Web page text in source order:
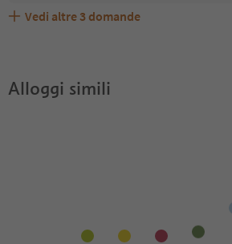
Agriturismo Pfandlerhof accetta animali
Quali servizi/attività sono disponibili
Gli ospiti di Agriturismo Pfandlerhof
Vedi altre 3 domande
Alloggi simili